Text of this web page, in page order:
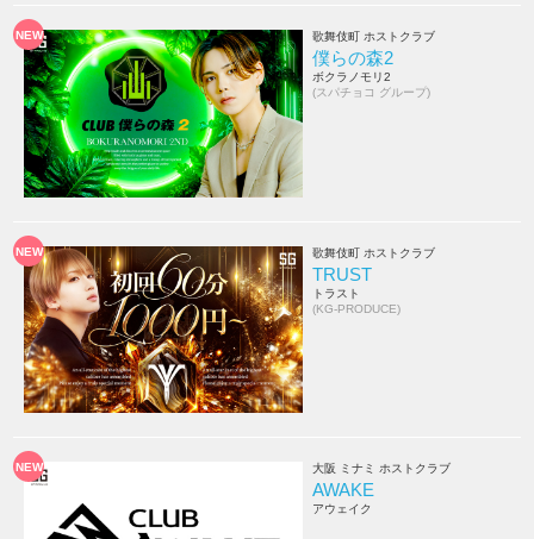
NEW 歌舞伎町 ホストクラブ
僕らの森2
ボクラノモリ2
(スパチョコ グループ)
NEW 歌舞伎町 ホストクラブ
TRUST
トラスト
(KG-PRODUCE)
NEW 大阪 ミナミ ホストクラブ
AWAKE
アウェイク